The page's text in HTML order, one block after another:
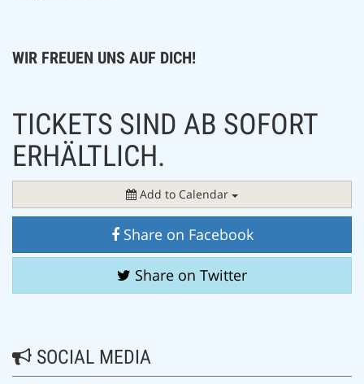
WIR FREUEN UNS AUF DICH!
TICKETS SIND AB SOFORT
ERHÄLTLICH.
Add to Calendar
Share on Facebook
Share on Twitter
SOCIAL MEDIA